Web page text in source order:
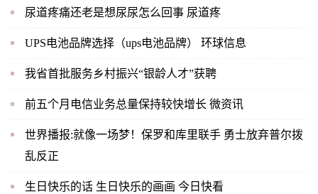
尿道疼痛还老是想尿尿怎么回事 尿道疼
UPS电池品牌选择（ups电池品牌） 环球信息
我省首批服务乡村振兴“银龄人才”获聘
前五个月电信业务总量保持较快增长 微资讯
世界播报:就像一场梦！保罗和库里联手 勇士放弃普尔拨
乱反正
生日快乐的话 生日快乐的画画 今日快看